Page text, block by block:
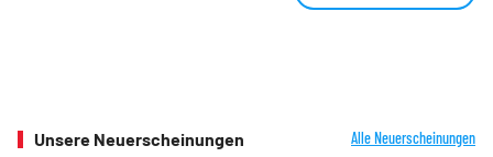
Unsere Neuerscheinungen Alle Neuerscheinungen